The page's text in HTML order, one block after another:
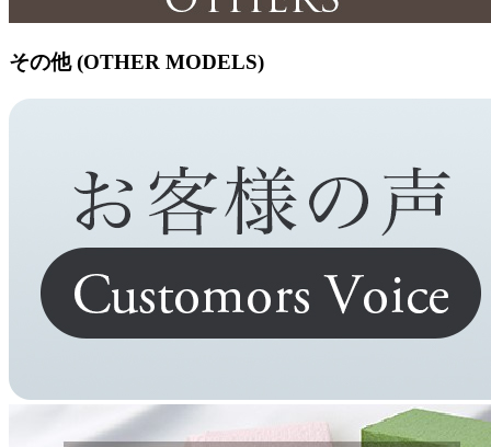
その他 (OTHER MODELS)